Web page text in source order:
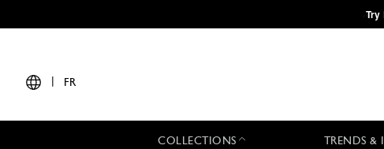
·Try
FR
COLLECTIONS TRENDS &